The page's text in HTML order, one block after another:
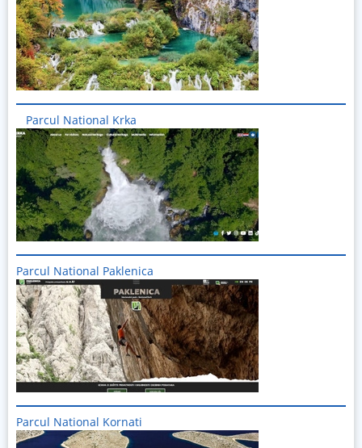
Parcul National Krka
Imagine
Parcul National Paklenica
Imagine
Parcul National Kornati
Imagine